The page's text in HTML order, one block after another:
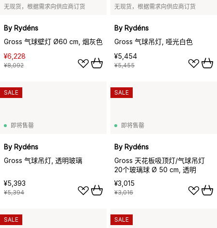
无现货，根据需求向供应商订货
By Rydéns
Gross 气球壁灯 Ø60 cm, 烟灰色
¥6,228
¥8,092
无现货，根据需求向供应商订货
By Rydéns
Gross 气球吊灯, 哑光白色
¥5,454
¥5,455
即将售罄
By Rydéns
Gross 气球吊灯, 透明玻璃
¥5,393
¥5,394
SALE
即将售罄
By Rydéns
Gross 天花板吸顶灯/气球吊灯
20个玻璃球 Ø 50 cm, 透明
¥3,015
¥3,016
SALE
SALE SALE